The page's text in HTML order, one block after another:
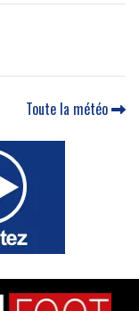
Toute la météo